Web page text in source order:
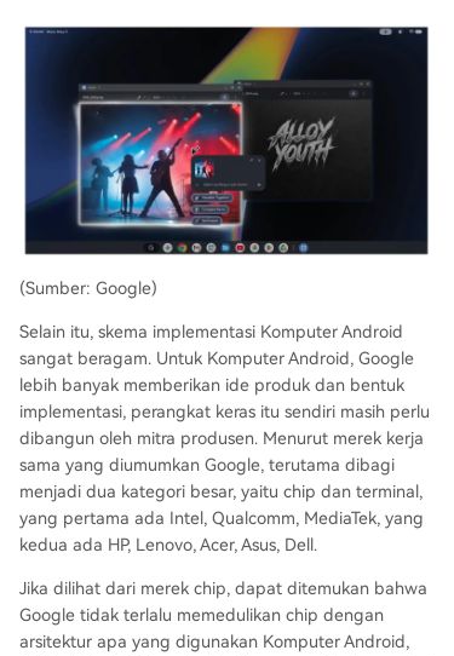
(Sumber: Google)
Selain itu, skema implementasi Komputer Android
sangat beragam. Untuk Komputer Android, Google
lebih banyak memberikan ide produk dan bentuk
implementasi, perangkat keras itu sendiri masih perlu
dibangun oleh mitra produsen. Menurut merek kerja
sama yang diumumkan Google, terutama dibagi
menjadi dua kategori besar, yaitu chip dan terminal,
yang pertama ada Intel, Qualcomm, MediaTek, yang
kedua ada HP, Lenovo, Acer, Asus, Dell.
Jika dilihat dari merek chip, dapat ditemukan bahwa
Google tidak terlalu memedulikan chip dengan
arsitektur apa yang digunakan Komputer Android,